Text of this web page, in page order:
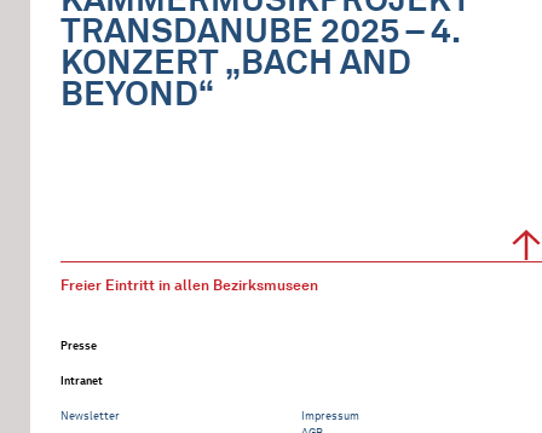
TRANSDANUBE 2025 – 4.
KONZERT „BACH AND
BEYOND“
Freier Eintritt in allen Bezirksmuseen
Presse
Intranet
Newsletter
Impressum